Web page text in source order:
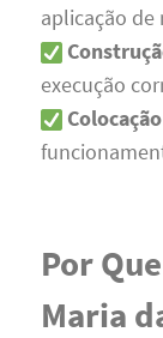
aplicação de
execução
Por
Maria